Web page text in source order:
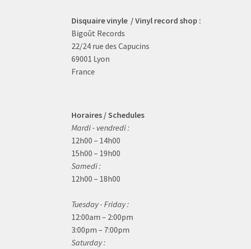
Disquaire vinyle / Vinyl record shop :
Bigoût Records
22/24 rue des Capucins
69001 Lyon
France
Horaires / Schedules
Mardi - vendredi :
12h00 – 14h00
15h00 – 19h00
Samedi :
12h00 – 18h00
Tuesday - Friday :
12:00am – 2:00pm
3:00pm – 7:00pm
Saturday :